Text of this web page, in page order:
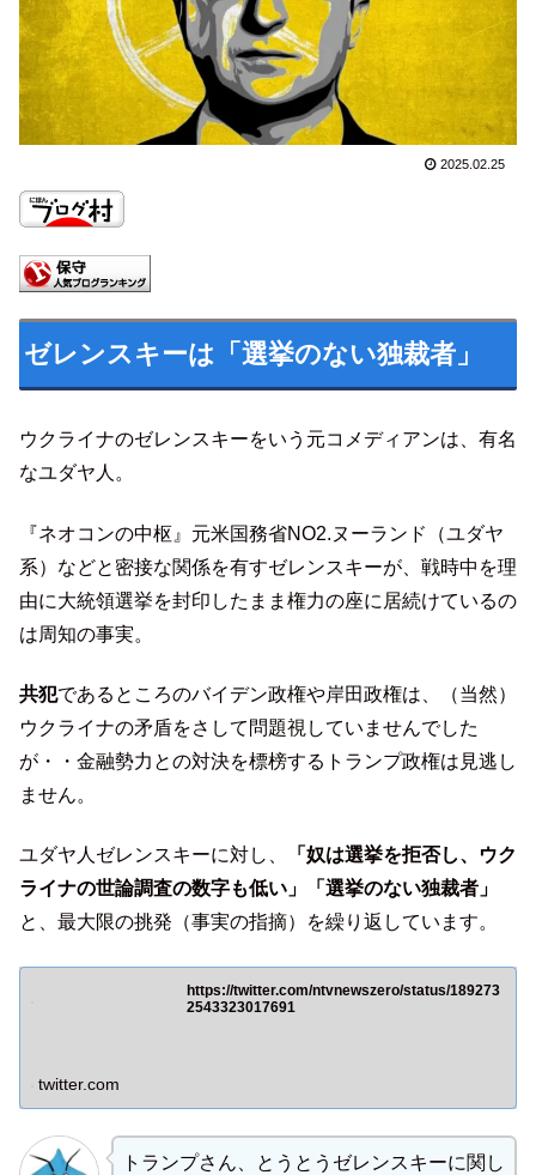
2025.02.25
ゼレンスキーは「選挙のない独裁者」
ウクライナのゼレンスキーをいう元コメディアンは、有名
なユダヤ人。
『ネオコンの中枢』元米国務省NO2.ヌーランド（ユダヤ
系）などと密接な関係を有すゼレンスキーが、戦時中を理
由に大統領選挙を封印したまま権力の座に居続けているの
は周知の事実。
共犯であるところのバイデン政権や岸田政権は、（当然）
ウクライナの矛盾をさして問題視していませんでした
が・・金融勢力との対決を標榜するトランプ政権は見逃し
ません。
ユダヤ人ゼレンスキーに対し、
「奴は選挙を拒否し、ウク
ライナの世論調査の数字も低い」「選挙のない独裁者」
と、最大限の挑発（事実の指摘）を繰り返しています。
https://twitter.com/ntvnewszero/status/189273
2543323017691
twitter.com
トランプさん、とうとうゼレンスキーに関し